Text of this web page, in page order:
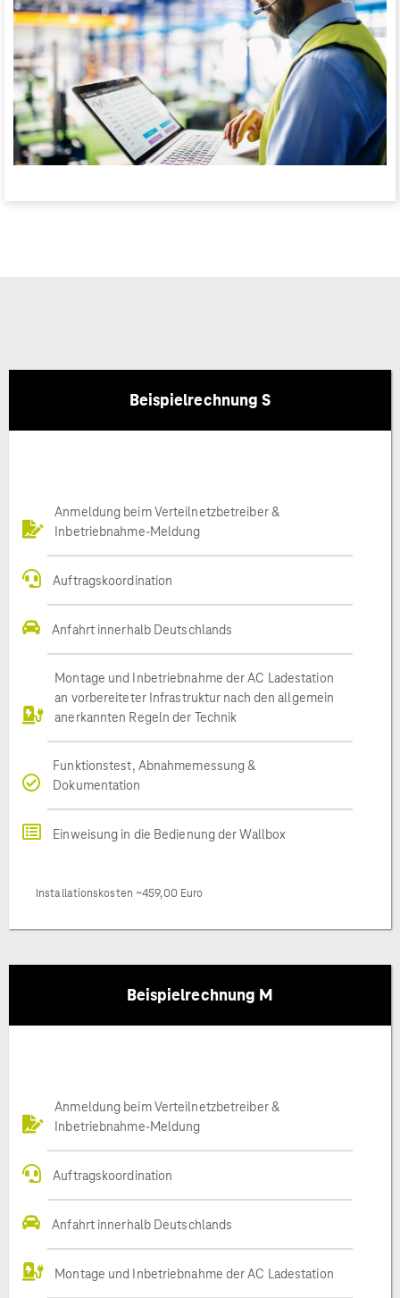
Beispielrechnung S
Anmeldung beim Verteilnetzbetreiber &
Inbetriebnahme-Meldung
Auftragskoordination
Anfahrt innerhalb Deutschlands
Montage und Inbetriebnahme der AC Ladestation
an vorbereiteter Infrastruktur nach den allgemein
anerkannten Regeln der Technik
Funktionstest, Abnahmemessung &
Dokumentation
Einweisung in die Bedienung der Wallbox
Installationskosten ~459,00 Euro
Beispielrechnung M
Anmeldung beim Verteilnetzbetreiber &
Inbetriebnahme-Meldung
Auftragskoordination
Anfahrt innerhalb Deutschlands
Montage und Inbetriebnahme der AC Ladestation